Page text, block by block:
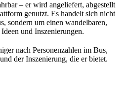
– er wird angeliefert, abgestellt
genutzt. Es handelt sich nicht
sondern um einen wandelbaren,
und Inszenierungen.
nach Personenzahlen im Bus,
der Inszenierung, die er bietet.